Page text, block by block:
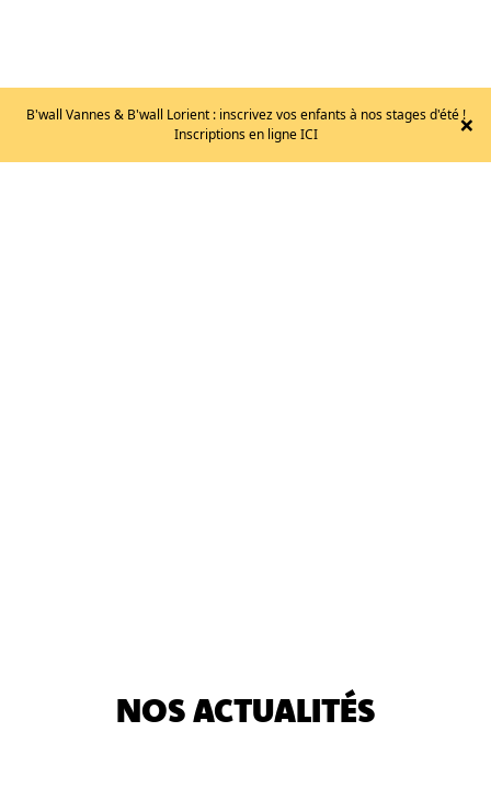
B'wall Vannes & B'wall Lorient : inscrivez vos enfants à nos stages d'été !
Inscriptions en ligne ICI
×
NOS ACTUALITÉS